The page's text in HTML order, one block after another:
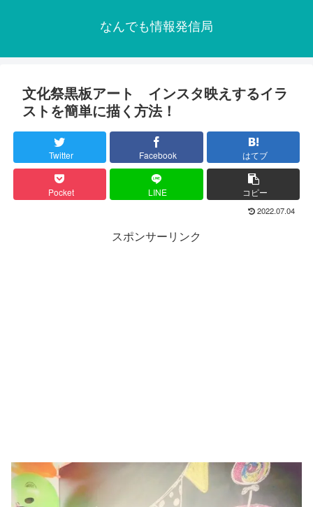
なんでも情報発信局
文化祭黒板アート インスタ映えするイラ
ストを簡単に描く方法！
Twitter Facebook はてブ
Pocket LINE コピー
2022.07.04
スポンサーリンク